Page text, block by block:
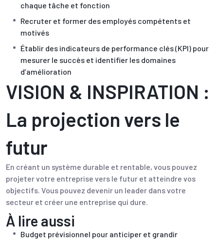
chaque tâche et fonction
Recruter et former des employés compétents et
motivés
Établir des indicateurs de performance clés (KPI) pour
mesurer le succès et identifier les domaines
d’amélioration
VISION & INSPIRATION :
La projection vers le
futur
En créant un système durable et rentable, vous pouvez
projeter votre entreprise vers le futur et atteindre vos
objectifs. Vous pouvez devenir un leader dans votre
secteur et créer une entreprise qui dure.
À lire aussi
Budget prévisionnel pour anticiper et grandir